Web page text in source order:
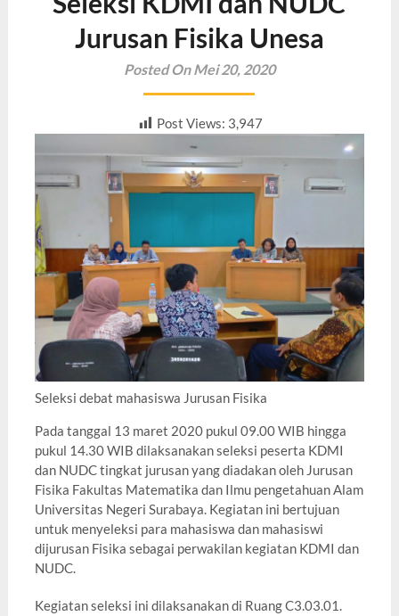
Jurusan Fisika Unesa
Posted On Mei 20, 2020
Post Views: 3,947
Seleksi debat mahasiswa Jurusan Fisika
Pada tanggal 13 maret 2020 pukul 09.00 WIB hingga
pukul 14.30 WIB dilaksanakan seleksi peserta KDMI
dan NUDC tingkat jurusan yang diadakan oleh Jurusan
Fisika Fakultas Matematika dan Ilmu pengetahuan Alam
Universitas Negeri Surabaya. Kegiatan ini bertujuan
untuk menyeleksi para mahasiswa dan mahasiswi
dijurusan Fisika sebagai perwakilan kegiatan KDMI dan
NUDC.
Kegiatan seleksi ini dilaksanakan di Ruang C3.03.01.